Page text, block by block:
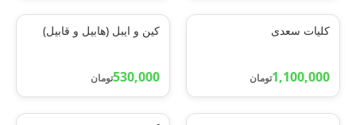
کلیات سعدی
1,100,000تومان
کین و ایبل (هابیل و قابیل)
530,000تومان